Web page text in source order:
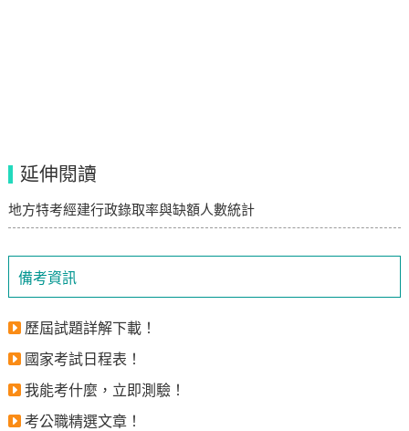
備考資訊
歷屆試題詳解下載！
國家考試日程表！
我能考什麼，立即測驗！
考公職精選文章！
延伸閱讀
地方特考經建行政錄取率與缺額人數統計